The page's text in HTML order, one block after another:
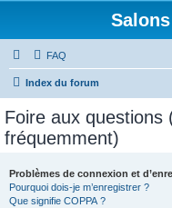
FAQ
Index du forum
Foire aux questions
fréquemment)
Problèmes de connexion et
Pourquoi dois-je m’enregistrer ?
Que signifie COPPA ?